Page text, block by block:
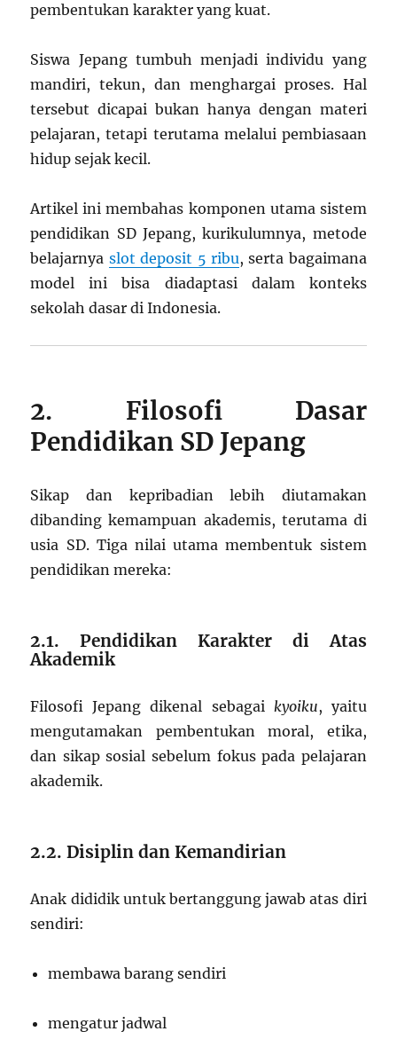
pembentukan karakter yang kuat.
Siswa Jepang tumbuh menjadi individu yang
mandiri, tekun, dan menghargai proses. Hal
tersebut dicapai bukan hanya dengan materi
pelajaran, tetapi terutama melalui pembiasaan
hidup sejak kecil.
Artikel ini membahas komponen utama sistem
pendidikan SD Jepang, kurikulumnya, metode
belajarnya slot deposit 5 ribu, serta bagaimana
model ini bisa diadaptasi dalam konteks
sekolah dasar di Indonesia.
2. Filosofi Dasar
Pendidikan SD Jepang
Sikap dan kepribadian lebih diutamakan
dibanding kemampuan akademis, terutama di
usia SD. Tiga nilai utama membentuk sistem
pendidikan mereka:
2.1. Pendidikan Karakter di Atas
Akademik
Filosofi Jepang dikenal sebagai kyoiku, yaitu
mengutamakan pembentukan moral, etika,
dan sikap sosial sebelum fokus pada pelajaran
akademik.
2.2. Disiplin dan Kemandirian
Anak dididik untuk bertanggung jawab atas diri
sendiri:
membawa barang sendiri
mengatur jadwal